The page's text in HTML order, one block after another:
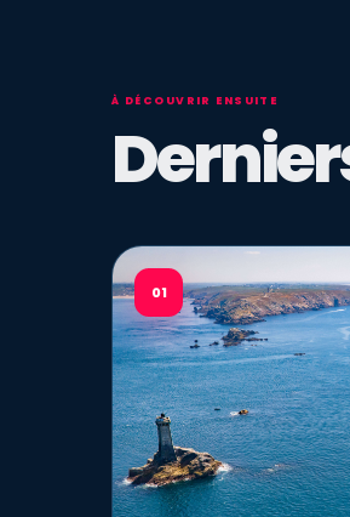
À DÉCOUVRIR ENSUITE
01